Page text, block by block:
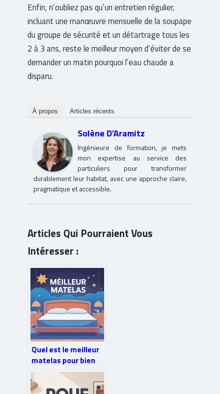
Enfin, n’oubliez pas qu’un entretien régulier,
incluant une manœuvre mensuelle de la soupape
du groupe de sécurité et un détartrage tous les
2 à 3 ans, reste le meilleur moyen d’éviter de se
demander un matin pourquoi l’eau chaude a
disparu.
À propos Articles récents
Solène D'Aramitz
Ingénieure de formation, je mets
mon expertise au service des
particuliers pour transformer
durablement leur habitat, avec une approche claire,
pragmatique et accessible.
Articles Qui Pourraient Vous
Intéresser :
Quel est le meilleur
matelas pour bien
dormir en 2026